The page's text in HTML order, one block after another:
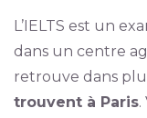
L’IELTS est un
dans un centre
retrouve dans
trouvent à Paris.